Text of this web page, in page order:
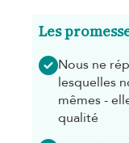
Les
Nous ne
lesquelles
mêmes -
qualité